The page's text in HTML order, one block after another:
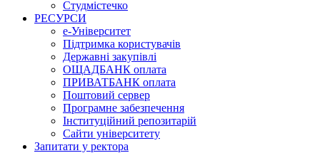
Студмістечко
РЕСУРСИ
е-Університет
Підтримка користувачів
Державні закупівлі
ОЩАДБАНК оплата
ПРИВАТБАНК оплата
Поштовий сервер
Програмне забезпечення
Інституційний репозитарій
Сайти університету
Запитати у ректора